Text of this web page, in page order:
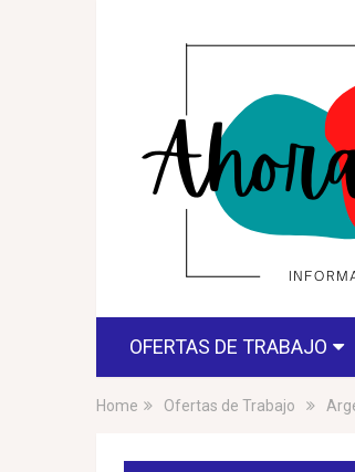
OFERTAS DE TRABAJO
Home Ofertas de Trabajo